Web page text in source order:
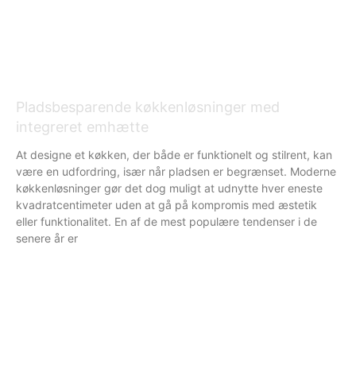
Pladsbesparende køkkenløsninger med
integreret emhætte
At designe et køkken, der både er funktionelt og stilrent, kan
være en udfordring, især når pladsen er begrænset. Moderne
køkkenløsninger gør det dog muligt at udnytte hver eneste
kvadratcentimeter uden at gå på kompromis med æstetik
eller funktionalitet. En af de mest populære tendenser i de
senere år er